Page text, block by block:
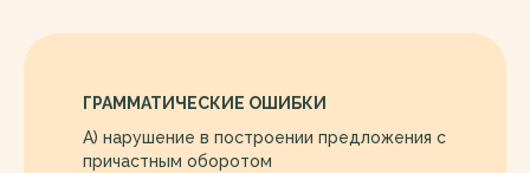
ГРАММАТИЧЕСКИЕ ОШИБКИ
А) нарушение в построении предложения с
причастным оборотом